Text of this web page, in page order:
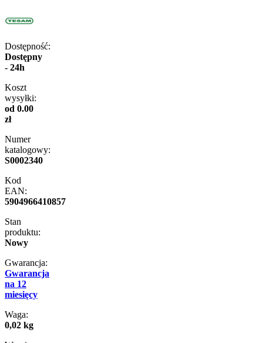
Dostępność:
Dostępny
- 24h
Koszt
wysyłki:
od 0.00
zł
Numer
katalogowy:
S0002340
Kod
EAN:
5904966410857
Stan
produktu:
Nowy
Gwarancja:
Gwarancja
na 12
miesięcy
Waga:
0,02 kg